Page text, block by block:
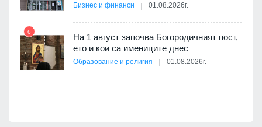
Бизнес и финанси 01.08.2026г.
6
На 1 август започва Богородичният пост,
ето и кои са имениците днес
Образование и религия 01.08.2026г.